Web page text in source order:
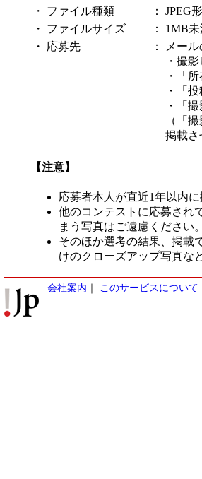
・
ファイル種類 ：
JPEG
・
ファイルサイズ ：
1MB
・
応募先 ：
メール
・撮
・「
・「
・「
（「
掲載さ
【注意】
応募者本人が直近1年以内
他のコンテストに応募され
まう写真はご遠慮ください。
そのほか選考の結果、掲載
けのクローズアップ写真など
会社案内 このサービスについて